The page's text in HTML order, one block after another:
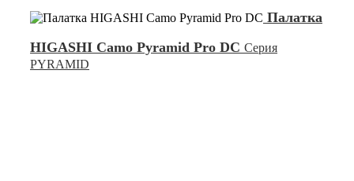
Палатка
HIGASHI Camo Pyramid Pro DC Серия
PYRAMID